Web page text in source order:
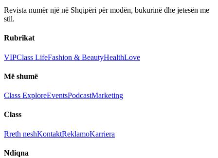
Revista numër një në Shqipëri për modën, bukurinë dhe jetesën me
stil.
Rubrikat
VIPClass LifeFashion & BeautyHealthLove
Më shumë
Class ExploreEventsPodcastMarketing
Class
Rreth neshKontaktReklamoKarriera
Ndiqna